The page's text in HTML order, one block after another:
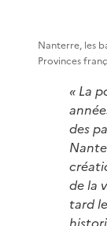
Nanterre, les
Provinces
« La
des
de la
tard